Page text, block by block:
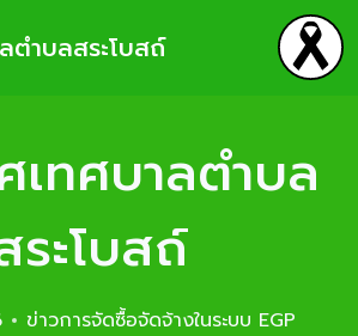
ตำบลสระโบสถ์
เทศบาลตำบล
ระโบสถ์
ข่าวการจัดซื้อจัดจ้างในระบบ EGP